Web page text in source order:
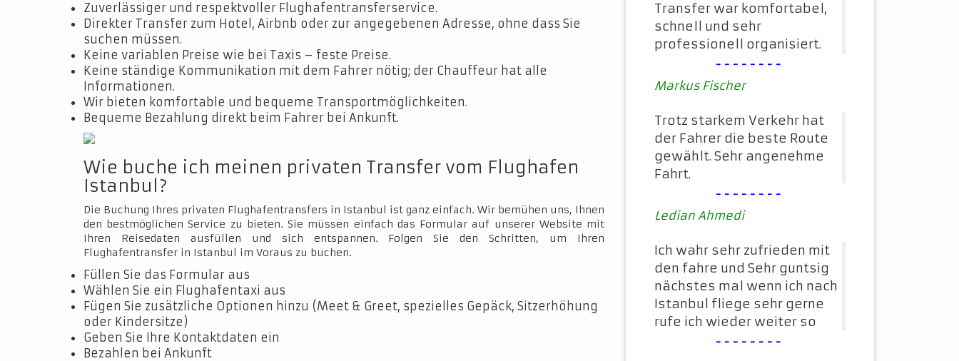
Zuverlässiger und respektvoller Flughafentransferservice.
Direkter Transfer zum Hotel, Airbnb oder zur angegebenen Adresse, ohne dass Sie
suchen müssen.
Keine variablen Preise wie bei Taxis – feste Preise.
Keine ständige Kommunikation mit dem Fahrer nötig; der Chauffeur hat alle
Informationen.
Wir bieten komfortable und bequeme Transportmöglichkeiten.
Bequeme Bezahlung direkt beim Fahrer bei Ankunft.
Wie buche ich meinen privaten Transfer vom Flughafen
Istanbul?
Die Buchung Ihres privaten Flughafentransfers in Istanbul ist ganz einfach. Wir bemühen uns, Ihnen
den bestmöglichen Service zu bieten. Sie müssen einfach das Formular auf unserer Website mit
Ihren Reisedaten ausfüllen und sich entspannen. Folgen Sie den Schritten, um Ihren
Flughafentransfer in Istanbul im Voraus zu buchen.
Füllen Sie das Formular aus
Wählen Sie ein Flughafentaxi aus
Fügen Sie zusätzliche Optionen hinzu (Meet & Greet, spezielles Gepäck, Sitzerhöhung
oder Kindersitze)
Geben Sie Ihre Kontaktdaten ein
Bezahlen bei Ankunft
Transfer war komfortabel,
schnell und sehr
professionell organisiert.
--------
Markus Fischer
Trotz starkem Verkehr hat
der Fahrer die beste Route
gewählt. Sehr angenehme
Fahrt.
--------
Ledian Ahmedi
Ich wahr sehr zufrieden mit
den fahre und Sehr guntsig
nächstes mal wenn ich nach
Istanbul fliege sehr gerne
rufe ich wieder weiter so
--------